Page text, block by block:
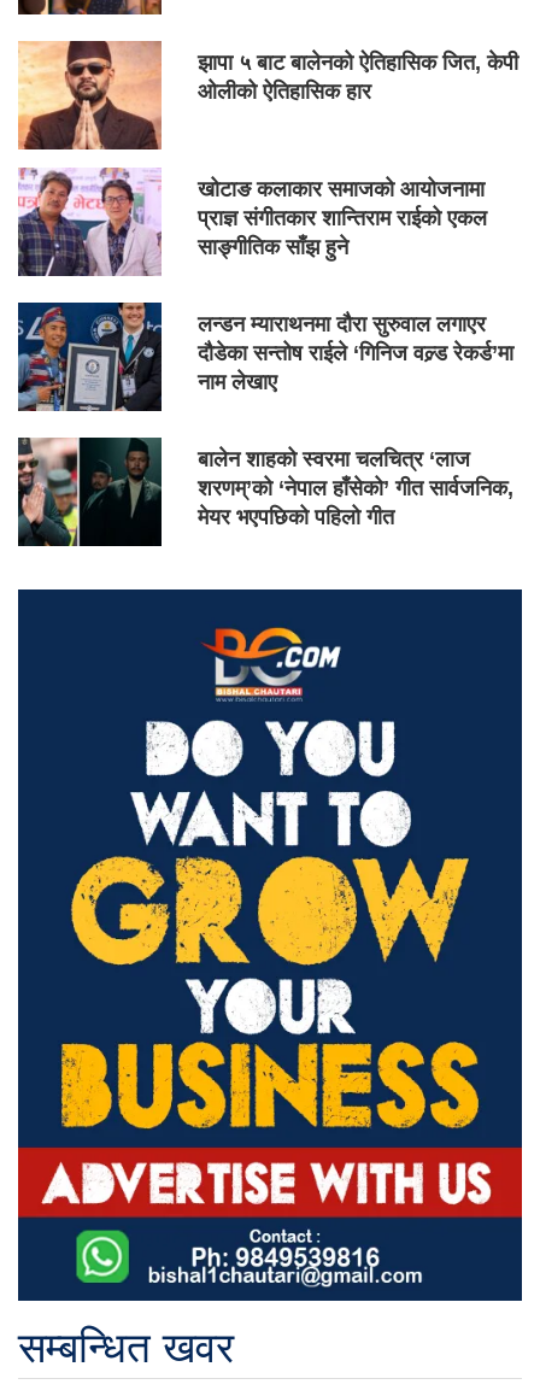
झापा ५ बाट बालेनको ऐतिहासिक जित, केपी
ओलीको ऐतिहासिक हार
खोटाङ कलाकार समाजको आयोजनामा
प्राज्ञ संगीतकार शान्तिराम राईको एकल
साङ्गीतिक साँझ हुने
लन्डन म्याराथनमा दौरा सुरुवाल लगाएर
दौडेका सन्तोष राईले ‘गिनिज वल्र्ड रेकर्ड’मा
नाम लेखाए
बालेन शाहको स्वरमा चलचित्र ‘लाज
शरणम्’को ‘नेपाल हाँसेको’ गीत सार्वजनिक,
मेयर भएपछिको पहिलो गीत
सम्बन्धित खवर